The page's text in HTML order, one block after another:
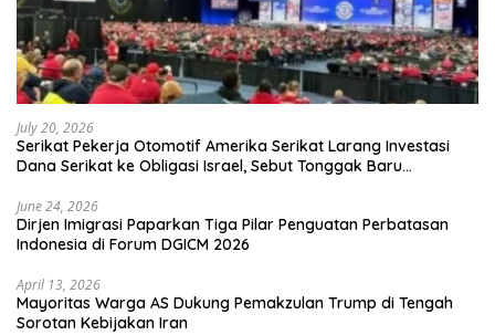
July 20, 2026
Serikat Pekerja Otomotif Amerika Serikat Larang Investasi
Dana Serikat ke Obligasi Israel, Sebut Tonggak Baru
June 24, 2026
Dirjen Imigrasi Paparkan Tiga Pilar Penguatan Perbatasan
Indonesia di Forum DGICM 2026
April 13, 2026
Mayoritas Warga AS Dukung Pemakzulan Trump di Tengah
Sorotan Kebijakan Iran